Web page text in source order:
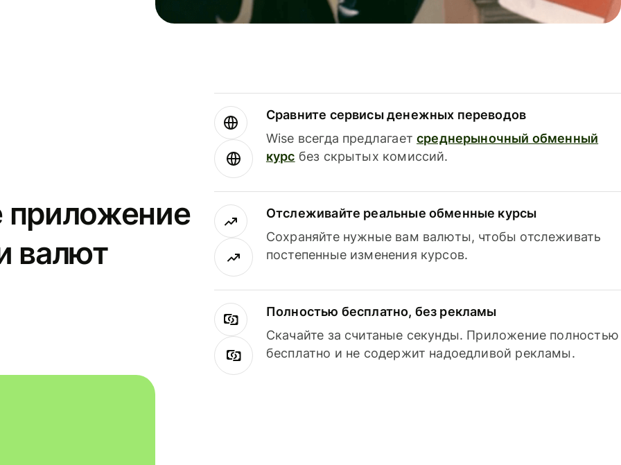
приложение
валют
Сравните сервисы денежных переводов
Wise всегда предлагаетсреднерыночный обменный
курс без скрытых комиссий.
Отслеживайте реальные обменные курсы
Сохраняйте нужные вам валюты, чтобы отслеживать
постепенные изменения курсов.
Полностью бесплатно, без рекламы
Скачайте за считаные секунды. Приложение полностью
бесплатно и не содержит надоедливой рекламы.